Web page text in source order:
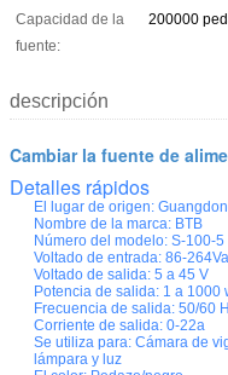
Capacidad de la
fuente:
200000
descripción
Cambiar la fuente de
Detalles rápidos
El lugar de origen:
Nombre de la marca: BTB
Número del modelo: S-100-5
Voltado de entrada: 86-
Voltado de salida: 5 a 45 V
Potencia de salida: 1 a 1000
Frecuencia de salida: 50/60
Corriente de salida: 0-22a
Se utiliza para: Cámara de
lámpara y luz